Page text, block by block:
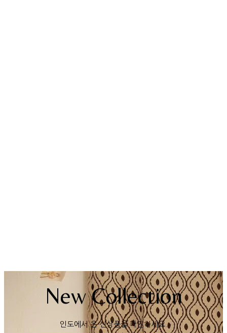
New Collection
인도에서 온 신상품을 확인하세요.